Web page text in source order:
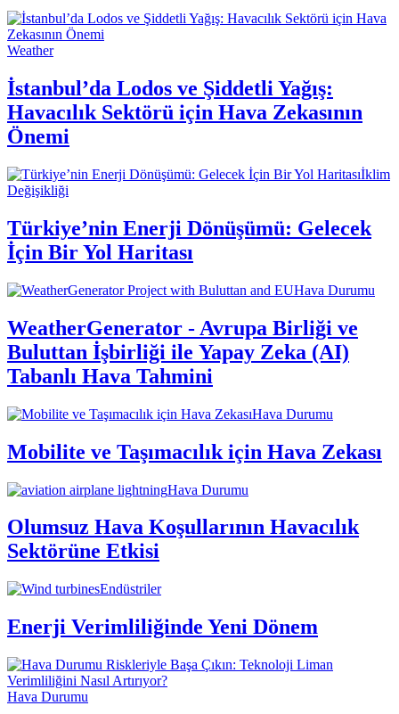
Weather
İstanbul’da Lodos ve Şiddetli Yağış:
Havacılık Sektörü için Hava Zekasının
Önemi
İklim
Değişikliği
Türkiye’nin Enerji Dönüşümü: Gelecek
İçin Bir Yol Haritası
Hava Durumu
WeatherGenerator - Avrupa Birliği ve
Buluttan İşbirliği ile Yapay Zeka (AI)
Tabanlı Hava Tahmini
Hava Durumu
Mobilite ve Taşımacılık için Hava Zekası
Hava Durumu
Olumsuz Hava Koşullarının Havacılık
Sektörüne Etkisi
Endüstriler
Enerji Verimliliğinde Yeni Dönem
Hava Durumu